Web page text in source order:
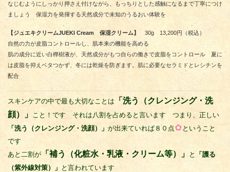
なじむようにしっかり押さえ付けながら、もっちりとした感触になるまで丁寧につけ
ましょう 保湿力を発揮する天然成分で未知のうるおい体験を
【ジュエキクリームJUEKI Cream 保湿クリーム】
30g 13,200円（税込）
自然の力が皮脂コントロールし、肌本来の機能を高める
肌の成分に近い白樺樹液が、天然成分がもつ自らの働きで皮脂をコントロール 夏に
は皮脂を抑えベタつかず、冬には乾燥を防ぎます。肌に必要なセラミドとレシチンを
配合
スキンケアの中で最も大切なことは
「洗う（クレンジング・洗
顔）」 こと！です それは八割を占めると言います つまり、正しい
「洗う（クレンジング・洗顔）」 が出来ていれば８０点
ということ
です
あと二割が 「補う（化粧水・乳液・クリーム等）」 と
「護る
（紫外線対策）」 と言われています